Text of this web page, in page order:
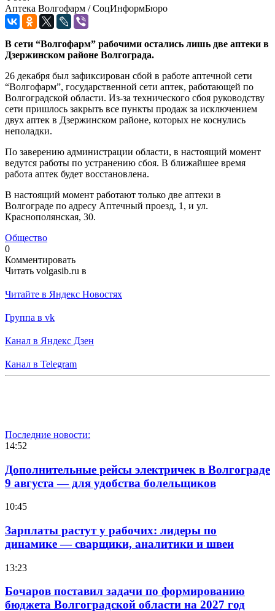
Аптека Волгофарм / СоцИнформБюро
В сети “Волгофарм” рабочими остались лишь две аптеки в
Дзержинском районе Волгограда.
26 декабря был зафиксирован сбой в работе аптечной сети
“Волгофарм”, государственной сети аптек, работающей по
Волгоградской области. Из-за технического сбоя руководству
сети пришлось закрыть все пункты продаж за исключением
двух аптек в Дзержинском районе, которых не коснулись
неполадки.
По заверению администрации области, в настоящий момент
ведутся работы по устранению сбоя. В ближайшее время
работа аптек будет восстановлена.
В настоящий момент работают только две аптеки в
Волгограде по адресу Аптечный проезд, 1, и ул.
Краснополянская, 30.
Общество
0
Комментировать
Читать volgasib.ru в
Читайте в Яндекс Новостях
Группа в vk
Канал в Яндекс Дзен
Канал в Telegram
Последние новости:
14:52
Дополнительные рейсы электричек в Волгограде
9 августа — для удобства болельщиков
10:45
Зарплаты растут у рабочих: лидеры по
динамике — сварщики, аналитики и швеи
13:23
Бочаров поставил задачи по формированию
бюджета Волгоградской области на 2027 год